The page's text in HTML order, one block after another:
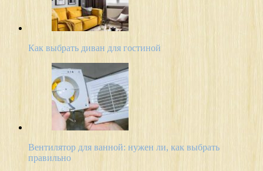
Как выбрать диван для гостиной
Вентилятор для ванной: нужен ли, как выбрать
правильно